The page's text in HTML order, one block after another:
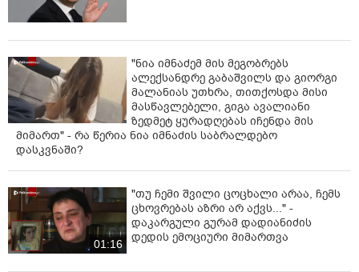
"ნია იმნაძემ მის მეგობრებს
ალექსანდრე გაბაშვილს და გიორგი
მალანიას უთხრა, თითქოსდა მისი
მასწავლებელი, გიგა ავალიანი
ზედმეტ ყურადღებას იჩენდა მის
მიმართ" - რა წერია ნია იმნაძის საბრალდებო
დასკვნაში?
01:16
"თუ ჩემი შვილი ცოცხალი არაა, ჩემს
ცხოვრებას აზრი არ აქვს..." -
დაკარგული გურამ დადიანიძის
დედის ემოციური მიმართვა